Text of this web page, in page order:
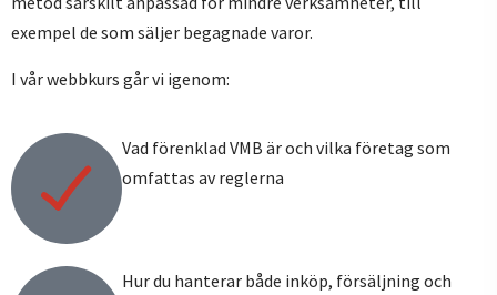
exempel de som säljer begagnade varor.
I vår webbkurs går vi igenom:
Vad förenklad VMB är och vilka företag som
omfattas av reglerna
Hur du hanterar både inköp, försäljning och